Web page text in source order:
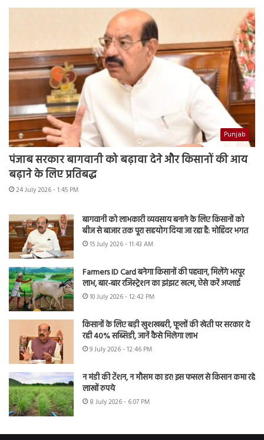
Punjab
पंजाब सरकार बागवानी को बढ़ावा देने और किसानों की आय
बढ़ाने के लिए प्रतिबद्ध
24 July 2026 - 1:45 PM
बागवानी को लाभकारी व्यवसाय बनाने के लिए किसानों को
बीज से बाजार तक पूरा सहयोग दिया जा रहा है: मोहिंदर भगत
15 July 2026 - 11:43 AM
Farmers ID Card बनेगा किसानों की पहचान, मिलेंगे भरपूर
लाभ, बार-बार रजिस्ट्रेशन का झंझट खत्म, ऐसे करें अप्लाई
10 July 2026 - 12:42 PM
किसानों के लिए बड़ी खुशखबरी, फूलों की खेती पर सरकार दे
रही 40% सब्सिडी, जानें कैसे मिलेगा लाभ
9 July 2026 - 12:46 PM
न मंडी की टेंशन, न मौसम का डर! इस फसल से किसान कमा रहे
लाखों रुपये
8 July 2026 - 6:07 PM